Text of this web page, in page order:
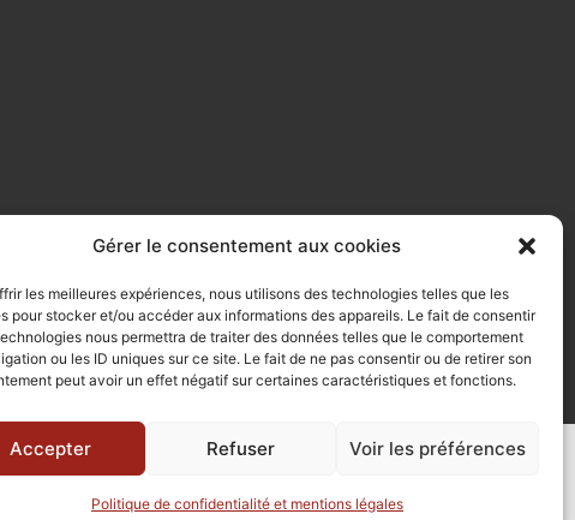
Gérer le consentement aux cookies
les meilleures expériences, nous utilisons des technologies telles que les
pour stocker et/ou accéder aux informations des appareils. Le fait de consentir
nous permettra de traiter des données telles que le comportement
ou les ID uniques sur ce site. Le fait de ne pas consentir ou de retirer son
peut avoir un effet négatif sur certaines caractéristiques et fonctions.
Accepter Refuser Voir les préférences
Politique de confidentialité et mentions légales